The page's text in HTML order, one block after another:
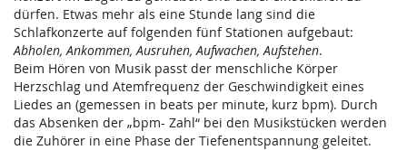
dürfen. Etwas mehr als eine Stunde lang sind die
Schlafkonzerte auf folgenden fünf Stationen aufgebaut:
Abholen, Ankommen, Ausruhen, Aufwachen, Aufstehen.
Beim Hören von Musik passt der menschliche Körper
Herzschlag und Atemfrequenz der Geschwindigkeit eines
Liedes an (gemessen in beats per minute, kurz bpm). Durch
das Absenken der „bpm- Zahl“ bei den Musikstücken werden
die Zuhörer in eine Phase der Tiefenentspannung geleitet.